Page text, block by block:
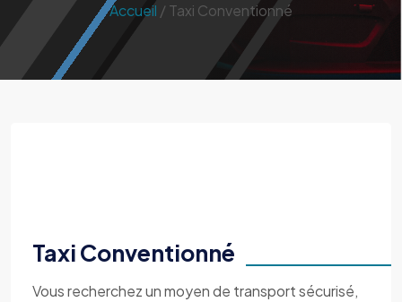
Accueil / Taxi Conventionné
Taxi Conventionné
Vous recherchez un moyen de transport sécurisé,